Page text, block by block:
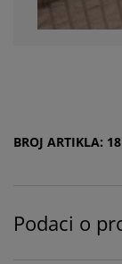
BROJ ARTIKLA:
Podaci o